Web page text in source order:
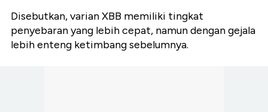
Disebutkan, varian XBB memiliki tingkat
penyebaran yang lebih cepat, namun dengan gejala
lebih enteng ketimbang sebelumnya.